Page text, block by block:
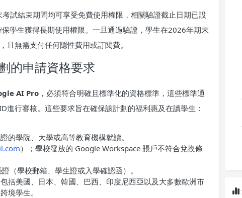
試結束期間均可享受免費使用權限，相關驗證截止日期已設
學生獲得長期使用權限。一旦通過驗證，學生在2026年期末
無需支付任何隱性費用或訂閱費。
的申請資格要求
AI Pro ，必須符合明確且標準化的資格標準，這些標準通
進行審核。這些要求旨在確保該計劃的福利惠及在讀學生：
的學院、大學或高等教育機構就讀。
）；學校發放的 Google Workspace 賬戶不符合兌換條
（學校郵箱、學生證或入學確認函）。
括美國、日本、韓國、巴西、印度尼西亞以及大多數歐洲市
境學生。